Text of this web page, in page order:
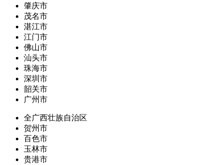
肇庆市
茂名市
湛江市
江门市
佛山市
汕头市
珠海市
深圳市
韶关市
广州市
全广西壮族自治区
贺州市
百色市
玉林市
贵港市